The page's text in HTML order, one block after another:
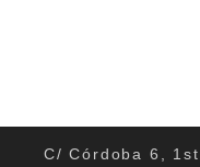
C/ Córdoba 6,